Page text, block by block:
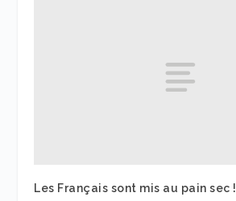
Les Français sont mis au pain sec !